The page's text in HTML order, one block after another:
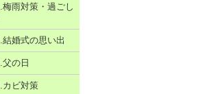
梅雨対策・過ごし
結婚式の思い出
父の日
カビ対策